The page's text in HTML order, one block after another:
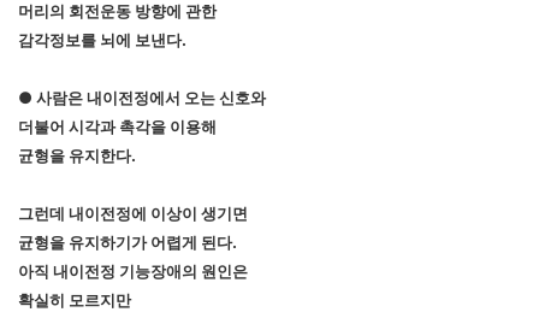
머리의 회전운동 방향에 관한
감각정보를 뇌에 보낸다.
● 사람은 내이전정에서 오는 신호와
더불어 시각과 촉각을 이용해
균형을 유지한다.
그런데 내이전정에 이상이 생기면
균형을 유지하기가 어렵게 된다.
아직 내이전정 기능장애의 원인은
확실히 모르지만